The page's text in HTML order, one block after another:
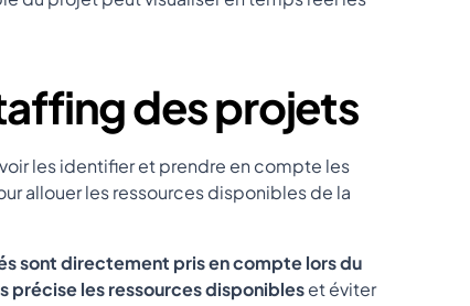
des projets
les identifier et prendre en compte les
allouer les ressources disponibles de la
sont directement pris en compte lors du
précise les ressources disponibleset éviter